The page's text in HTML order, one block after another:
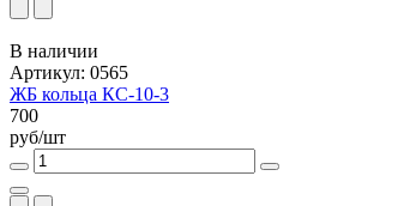
В наличии
Артикул: 0565
ЖБ кольца КС-10-3
700
руб/шт